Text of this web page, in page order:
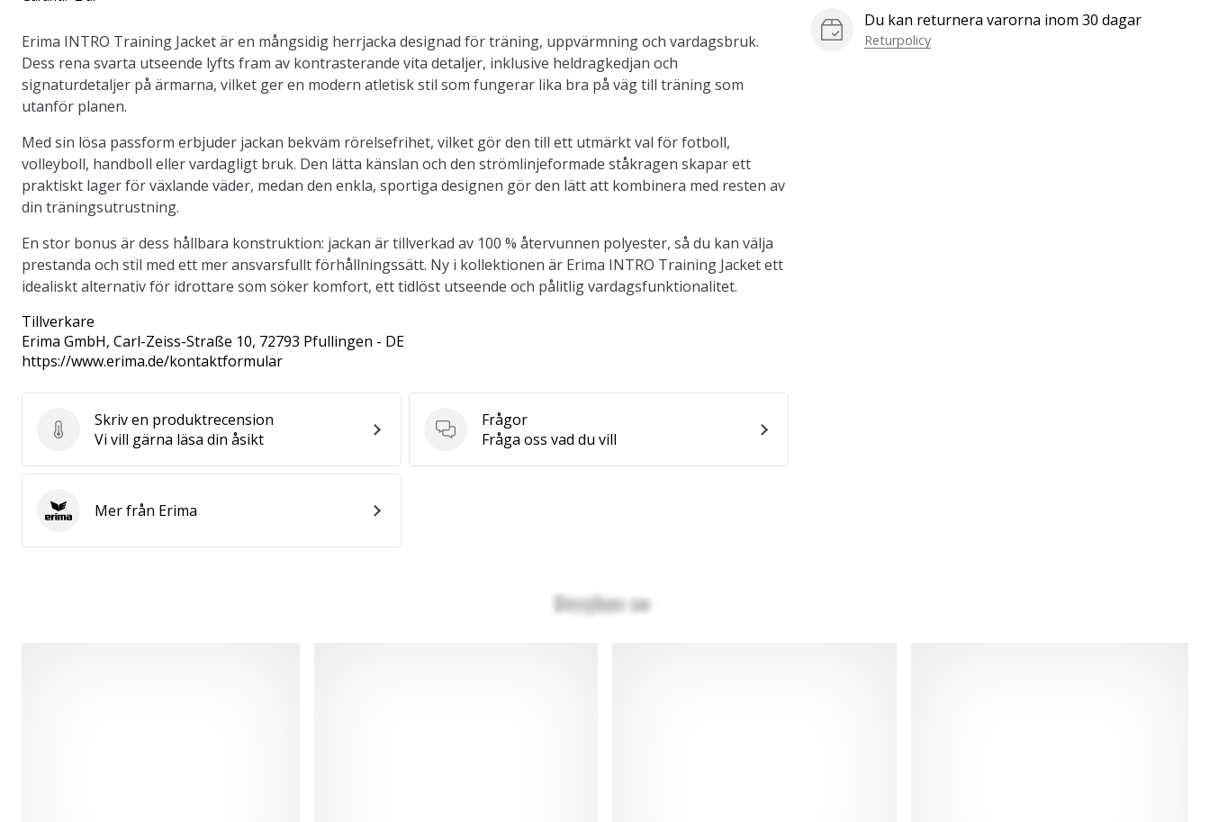
Du kan returnera varorna inom 30 dagar
Returpolicy
Erima INTRO Training Jacket är en mångsidig herrjacka designad för träning, uppvärmning och vardagsbruk.
Dess rena svarta utseende lyfts fram av kontrasterande vita detaljer, inklusive heldragkedjan och
signaturdetaljer på ärmarna, vilket ger en modern atletisk stil som fungerar lika bra på väg till träning som
utanför planen.
Med sin lösa passform erbjuder jackan bekväm rörelsefrihet, vilket gör den till ett utmärkt val för fotboll,
volleyboll, handboll eller vardagligt bruk. Den lätta känslan och den strömlinjeformade ståkragen skapar ett
praktiskt lager för växlande väder, medan den enkla, sportiga designen gör den lätt att kombinera med resten av
din träningsutrustning.
En stor bonus är dess hållbara konstruktion: jackan är tillverkad av 100 % återvunnen polyester, så du kan välja
prestanda och stil med ett mer ansvarsfullt förhållningssätt. Ny i kollektionen är Erima INTRO Training Jacket ett
idealiskt alternativ för idrottare som söker komfort, ett tidlöst utseende och pålitlig vardagsfunktionalitet.
Tillverkare
Erima GmbH, Carl-Zeiss-Straße 10, 72793 Pfullingen - DE
https://www.erima.de/kontaktformular
Skriv en produktrecension
Skriv en produktrecension
Vi vill gärna läsa din åsikt
Frågor
Frågor
Fråga oss vad du vill
ErimaMer från Erima